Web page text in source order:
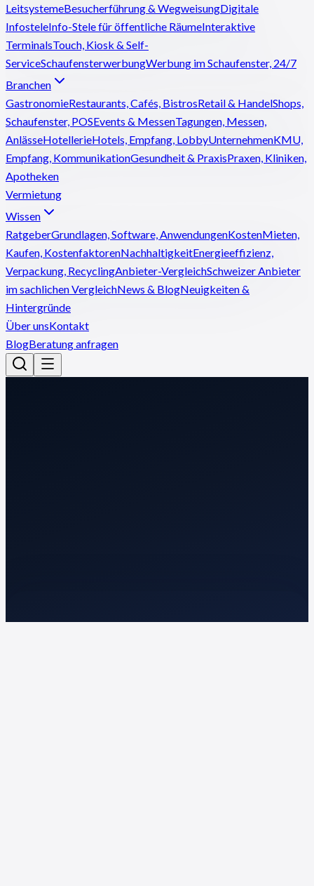
LeitsystemeBesucherführung & WegweisungDigitale
InfosteleInfo-Stele für öffentliche RäumeInteraktive
TerminalsTouch, Kiosk & Self-
ServiceSchaufensterwerbungWerbung im Schaufenster, 24/7
Branchen
GastronomieRestaurants, Cafés, BistrosRetail & HandelShops,
Schaufenster, POSEvents & MessenTagungen, Messen,
AnlässeHotellerieHotels, Empfang, LobbyUnternehmenKMU,
Empfang, KommunikationGesundheit & PraxisPraxen, Kliniken,
Apotheken
Vermietung
Wissen
RatgeberGrundlagen, Software, AnwendungenKostenMieten,
Kaufen, KostenfaktorenNachhaltigkeitEnergieeffizienz,
Verpackung, RecyclingAnbieter-VergleichSchweizer Anbieter
im sachlichen VergleichNews & BlogNeuigkeiten &
Hintergründe
Über unsKontakt
BlogBeratung anfragen